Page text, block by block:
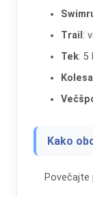
Trail :
Tek: 5
Kako